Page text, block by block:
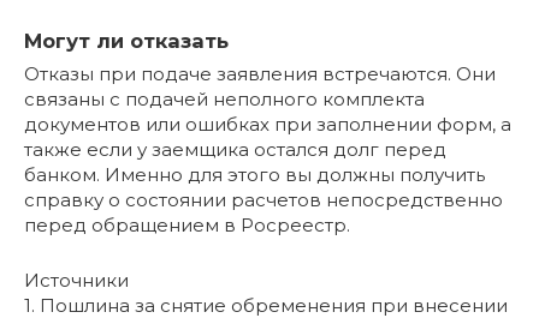
Могут ли отказать
Отказы при подаче заявления встречаются. Они
связаны с подачей неполного комплекта
документов или ошибках при заполнении форм, а
также если у заемщика остался долг перед
банком. Именно для этого вы должны получить
справку о состоянии расчетов непосредственно
перед обращением в Росреестр.
Источники
1. Пошлина за снятие обременения при внесении